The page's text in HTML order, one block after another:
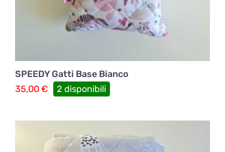
SPEEDY Gatti Base Bianco
35,00€ 2 disponibili